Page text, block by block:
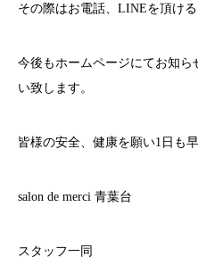
その際はお電話、 LINEを頂ける
今後もホームページにてお知
い致します。
皆様の安全、健康を願い1 日も
salon de merci 青葉台
スタッフ一同